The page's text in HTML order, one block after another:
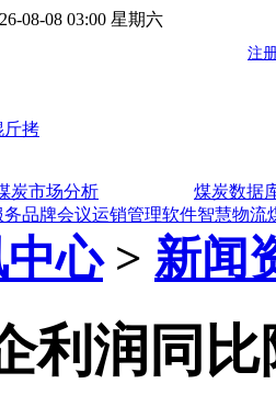
08-08 03:00 星期六
炭市场分析
煤炭数据
务品牌会议运销管理软件智慧物流
心> 新闻
利润同